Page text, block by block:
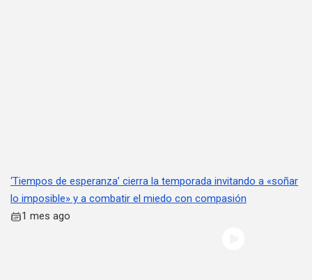
‘Tiempos de esperanza’ cierra la temporada invitando a «soñar
lo imposible» y a combatir el miedo con compasión
1 mes ago